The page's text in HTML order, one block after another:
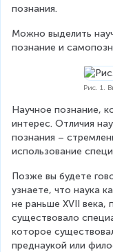
познания.
Можно выделить
познание и
Рис. 1.
Научное познание,
интерес. Отличия
познания –
использование
Позже вы будете
узнаете, что наука
не раньше XVII века,
существовало
которое
преднаукой или